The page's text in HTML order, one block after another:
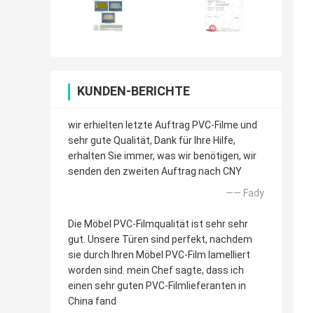
KUNDEN-BERICHTE
wir erhielten letzte Auftrag PVC-Filme und
sehr gute Qualität, Dank für Ihre Hilfe,
erhalten Sie immer, was wir benötigen, wir
senden den zweiten Auftrag nach CNY
—— Fady
Die Möbel PVC-Filmqualität ist sehr sehr
gut. Unsere Türen sind perfekt, nachdem
sie durch Ihren Möbel PVC-Film lamelliert
worden sind. mein Chef sagte, dass ich
einen sehr guten PVC-Filmlieferanten in
China fand